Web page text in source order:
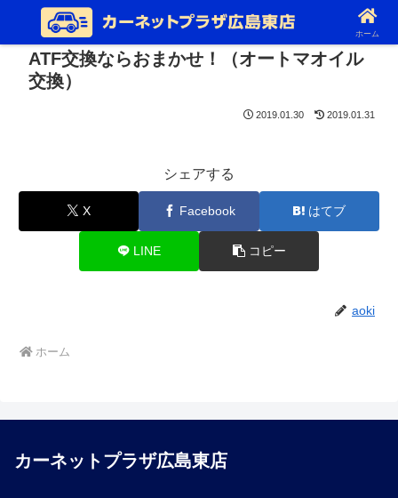
ATF交換ならおまかせ！（オートマオイル
交換）
2019.01.30 2019.01.31
シェアする
X Facebook はてブ
LINE コピー
aoki
ホーム
カーネットプラザ広島東店
ホーム